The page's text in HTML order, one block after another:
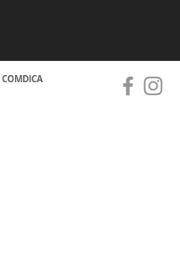
COMDICA